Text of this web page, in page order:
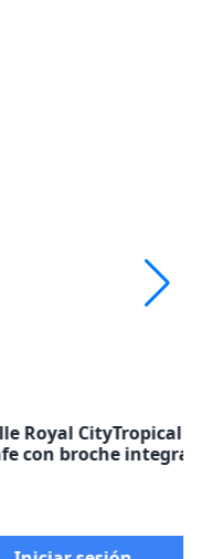
CityTropical
broche integrado